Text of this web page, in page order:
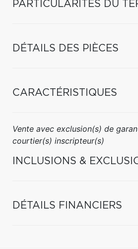
PARTICULARITÉS DU
DÉTAILS DES PIÈCES
CARACTÉRISTIQUES
Vente avec exclusion(s) de
courtier(s) inscripteur(s)
INCLUSIONS &
DÉTAILS FINANCIERS